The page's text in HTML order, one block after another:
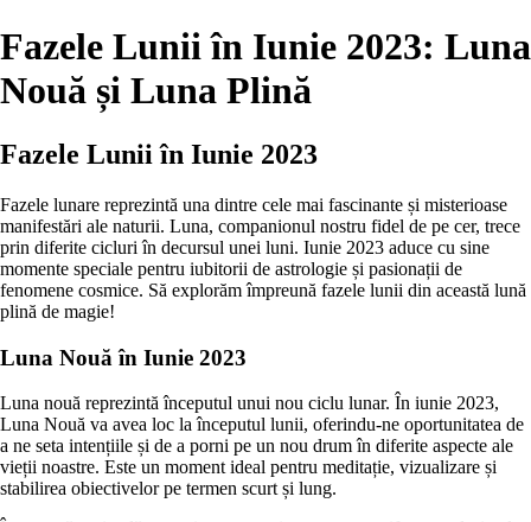
Fazele Lunii în Iunie 2023: Luna
Nouă și Luna Plină
Fazele Lunii în Iunie 2023
Fazele lunare reprezintă una dintre cele mai fascinante și misterioase
manifestări ale naturii. Luna, companionul nostru fidel de pe cer, trece
prin diferite cicluri în decursul unei luni. Iunie 2023 aduce cu sine
momente speciale pentru iubitorii de astrologie și pasionații de
fenomene cosmice. Să explorăm împreună fazele lunii din această lună
plină de magie!
Luna Nouă în Iunie 2023
Luna nouă reprezintă începutul unui nou ciclu lunar. În iunie 2023,
Luna Nouă va avea loc la începutul lunii, oferindu-ne oportunitatea de
a ne seta intențiile și de a porni pe un nou drum în diferite aspecte ale
vieții noastre. Este un moment ideal pentru meditație, vizualizare și
stabilirea obiectivelor pe termen scurt și lung.